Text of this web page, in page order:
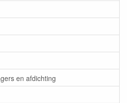
en afdichting